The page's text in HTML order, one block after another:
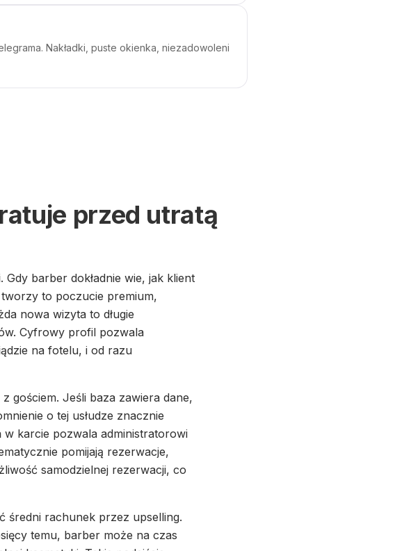
Nakładki, puste okienka, niezadowoleni
przed utratą
barber dokładnie wie, jak klient
to poczucie premium,
nowa wizyta to długie
Cyfrowy profil pozwala
na fotelu, i od razu
gościem. Jeśli baza zawiera dane,
o tej usłudze znacznie
w karcie pozwala administratorowi
pomijają rezerwacje,
samodzielnej rezerwacji, co
średni rachunek przez upselling.
temu, barber może na czas